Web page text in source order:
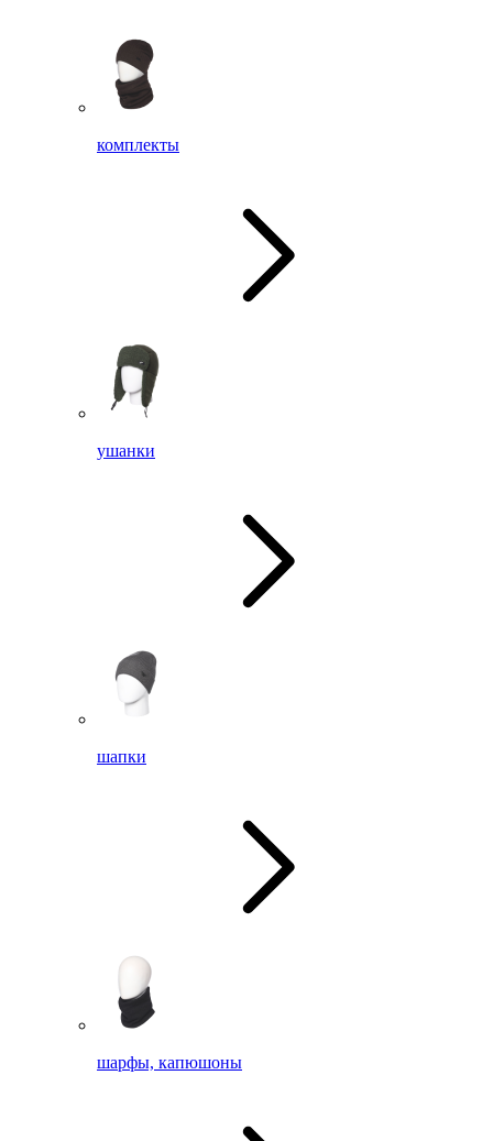
комплекты
ушанки
шапки
шарфы, капюшоны